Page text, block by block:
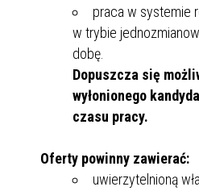
praca w systemie
w trybie
dobę.
Dopuszcza się
wyłonionego
czasu pracy.
Oferty powinny zawierać:
uwierzytelnioną